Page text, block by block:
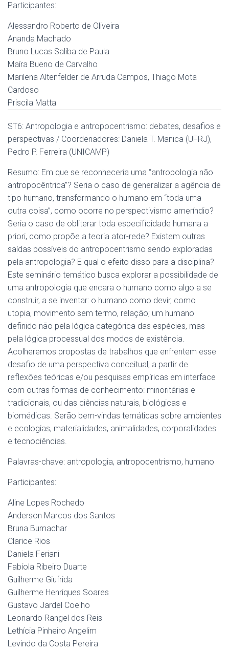
Participantes:
Alessandro Roberto de Oliveira
Ananda Machado
Bruno Lucas Saliba de Paula
Maíra Bueno de Carvalho
Marilena Altenfelder de Arruda Campos, Thiago Mota
Cardoso
Priscila Matta
ST6: Antropologia e antropocentrismo: debates, desafios e
perspectivas / Coordenadores: Daniela T. Manica (UFRJ),
Pedro P. Ferreira (UNICAMP)
Resumo: Em que se reconheceria uma “antropologia não
antropocêntrica”? Seria o caso de generalizar a agência de
tipo humano, transformando o humano em “toda uma
outra coisa”, como ocorre no perspectivismo ameríndio?
Seria o caso de obliterar toda especificidade humana a
priori, como propõe a teoria ator-rede? Existem outras
saídas possíveis do antropocentrismo sendo exploradas
pela antropologia? E qual o efeito disso para a disciplina?
Este seminário temático busca explorar a possibilidade de
uma antropologia que encara o humano como algo a se
construir, a se inventar: o humano como devir, como
utopia, movimento sem termo, relação; um humano
definido não pela lógica categórica das espécies, mas
pela lógica processual dos modos de existência.
Acolheremos propostas de trabalhos que enfrentem esse
desafio de uma perspectiva conceitual, a partir de
reflexões teóricas e/ou pesquisas empíricas em interface
com outras formas de conhecimento: minoritárias e
tradicionais, ou das ciências naturais, biológicas e
biomédicas. Serão bem-vindas temáticas sobre ambientes
e ecologias, materialidades, animalidades, corporalidades
e tecnociências.
Palavras-chave: antropologia, antropocentrismo, humano
Participantes:
Aline Lopes Rochedo
Anderson Marcos dos Santos
Bruna Bumachar
Clarice Rios
Daniela Feriani
Fabíola Ribeiro Duarte
Guilherme Giufrida
Guilherme Henriques Soares
Gustavo Jardel Coelho
Leonardo Rangel dos Reis
Lethícia Pinheiro Angelim
Levindo da Costa Pereira